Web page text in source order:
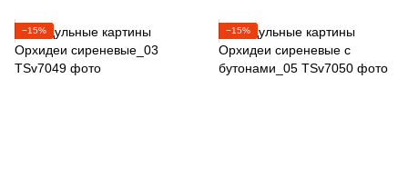
−15% −15%